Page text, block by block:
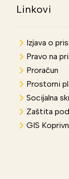
Linkovi
Izjava o
Pravo na
Proračun
Prostorni
Socijalna
Zaštita
GIS